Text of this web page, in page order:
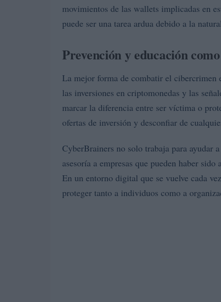
movimientos de las wallets implicadas en
puede ser una tarea ardua debido a la
Prevención y educación
La mejor forma de combatir el cibercrimen
las inversiones en criptomonedas y las
marcar la diferencia entre ser víctima o
ofertas de inversión y desconfiar de
CyberBrainers no solo trabaja para ayudar
asesoría a empresas que pueden haber
En un entorno digital que se vuelve cada
proteger tanto a individuos como a